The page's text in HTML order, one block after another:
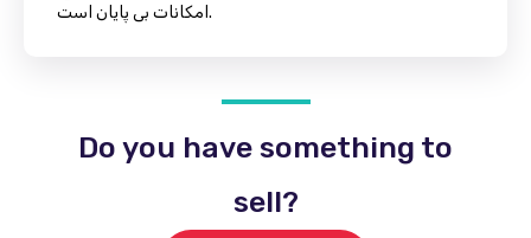
امکانات بی پایان است.
Do you have something to
sell?